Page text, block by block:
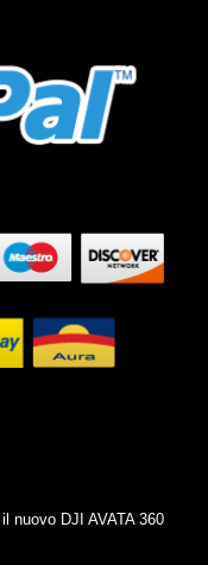
nuovo DJI AVATA 360